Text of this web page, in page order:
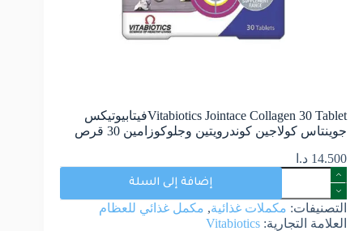
Vitabiotics Jointace Collagen 30 Tabletفيتابيوتيكس
جوينتاس كولاجين كوندرويتين وجلوكوزامين 30 قرص
14.500 د.ا
إضافة إلى السلة
التصنيفات: مكملات غذائية, مكمل غذائي للعظام
العلامة التجارية: Vitabiotics